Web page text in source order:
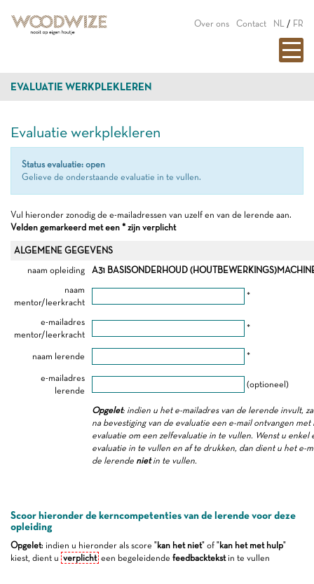
Over ons Contact NL / FR
EVALUATIE WERKPLEKLEREN
Evaluatie werkplekleren
Status evaluatie: open
Gelieve de onderstaande evaluatie in te vullen.
Vul hieronder zonodig de e-mailadressen van uzelf en van de lerende aan.
Velden gemarkeerd met een * zijn verplicht
ALGEMENE GEGEVENS
naam opleiding
A31 BASISONDERHOUD
naam
mentor/leerkracht
*
e-mailadres
mentor/leerkracht
*
naam lerende *
e-mailadres
lerende
(optioneel)
Opgelet: indien u het e-mailadres van de lerende invult,
na bevestiging van de evaluatie een e-mail ontvangen met
evaluatie om een zelfevaluatie in te vullen. Wenst u enkel
evaluatie in te vullen en af te drukken, dan dient u het e-
de lerende nietin te vullen.
Scoor hieronder de kerncompetenties van de lerende voor deze
opleiding
Opgelet: indien u hieronder als score "kan het niet" of "kan het met hulp"
kiest, dient u verplicht een begeleidende feedbacktekstin te vullen